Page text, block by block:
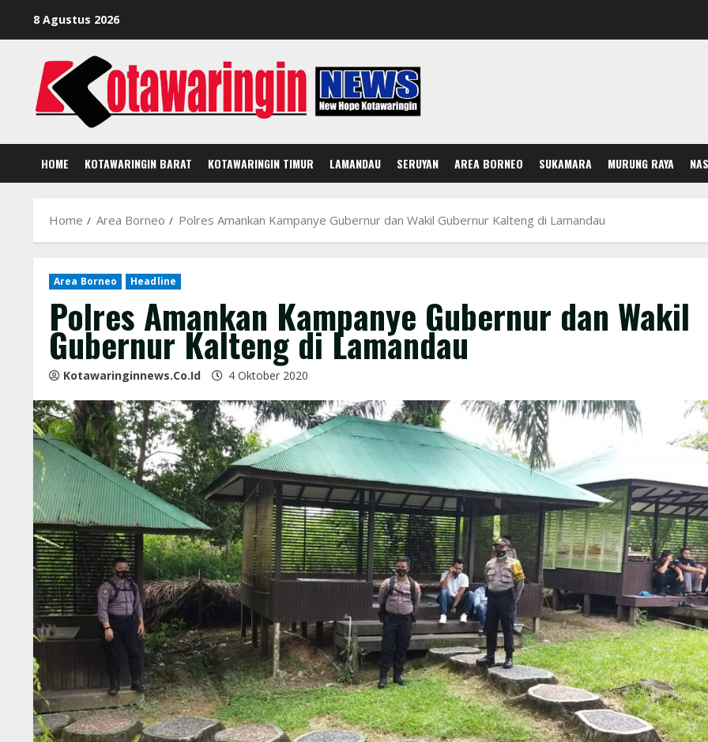
8 Agustus 2026
HOME KOTAWARINGIN BARAT KOTAWARINGIN TIMUR LAMANDAU SERUYAN AREA BORNEO SUKAMARA MURUNG RAYA
Home Area Borneo Polres Amankan Kampanye Gubernur dan Wakil Gubernur Kalteng di Lamandau
Area Borneo Headline
Polres Amankan Kampanye Gubernur dan Wakil
Gubernur Kalteng di Lamandau
Kotawaringinnews.co.id 4 Oktober 2020